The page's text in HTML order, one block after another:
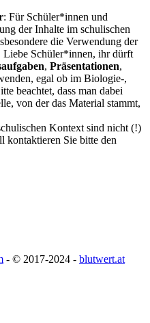
: Für Schüler*innen und
der Inhalte im schulischen
die Verwendung der
Liebe Schüler*innen, ihr dürft
, Präsentationen,
egal ob im Biologie-,
beachtet, dass man dabei
von der das Material stammt,
Kontext sind nicht (!)
kontaktieren Sie bitte den
- © 2017-2024 - blutwert.at